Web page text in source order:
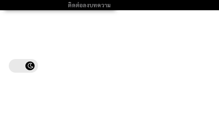
ติดต่อลงบทความ